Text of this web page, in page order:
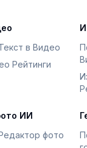
в Видео
Рейтинги
ИИ
фото